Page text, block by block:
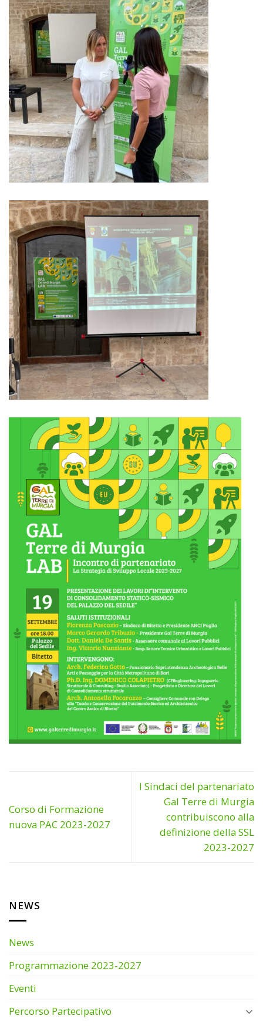
NEWS
News
Programmazione 2023-2027
Eventi
Percorso Partecipativo
Corso di Formazione
nuova PAC 2023-2027
I Sindaci del partenariato
Gal Terre di Murgia
contribuiscono alla
definizione della SSL
2023-2027